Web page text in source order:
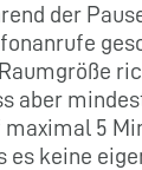
der
aber
maximal 5
es keine